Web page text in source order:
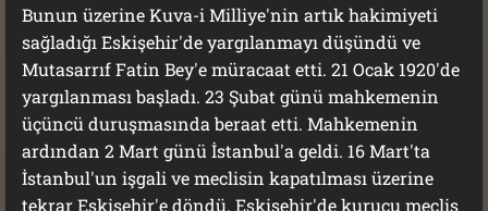
Bunun üzerine Kuva-i Milliye'nin artık hakimiyeti
sağladığı Eskişehir'de yargılanmayı düşündü ve
Mutasarrıf Fatin Bey'e müracaat etti. 21 Ocak 1920'de
yargılanması başladı. 23 Şubat günü mahkemenin
üçüncü duruşmasında beraat etti. Mahkemenin
ardından 2 Mart günü İstanbul'a geldi. 16 Mart'ta
İstanbul'un işgali ve meclisin kapatılması üzerine
tekrar Eskişehir'e döndü. Eskişehir'de kurucu meclis